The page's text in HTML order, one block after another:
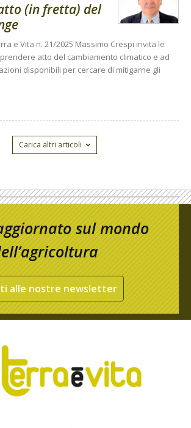
(in fretta) del
e Vita n. 21/2025 Massimo Crespi invita le
atto del cambiamento climatico e ad
disponibili per cercare di mitigarne gli
Carica altri articoli
sul mondo
alle nostre newsletter